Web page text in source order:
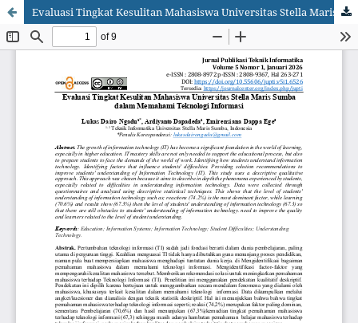
Evaluasi Tingkat Kesulitan Mahasiswa Universitas Stella Maris Sumba dalam Memahami Teknologi Informasi